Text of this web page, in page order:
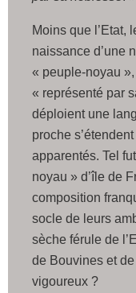
Moins que l’Etat,
naissance d’une
« peuple-noyau
« représenté par
déploient une
proche
apparentés. Tel
noyau » d’île de
composition
socle de leurs
sèche férule de
de Bouvines et
vigoureux ?